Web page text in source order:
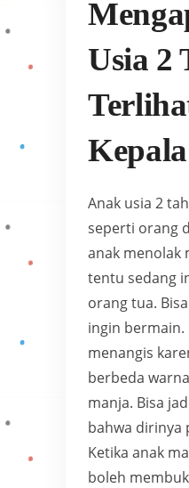
Usia 2
Anak usia 2
seperti orang
anak menolak
tentu sedang
orang tua.
ingin bermain.
menangis
berbeda
manja. Bisa
bahwa dirinya
Ketika anak
boleh